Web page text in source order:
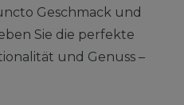
Geschmack und
Sie die perfekte
und Genuss –